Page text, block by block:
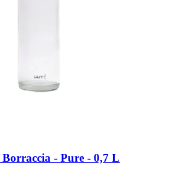
Borraccia -​ Pure -​ 0,7 L